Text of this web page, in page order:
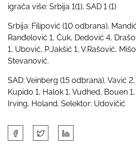
igrača više: Srbija 1(1), SAD 1 (1)
Srbija: Filipović (10 odbrana),
Ranđelović 1, Ćuk, Dedović 4,
1, Ubović, P.Jakšić 1, V.Rašović,
Stevanović.
SAD: Veinberg (15 odbrana), Vavić
Kupido 1, Halok 1, Vudhed, Bouen 1,
Irving, Holand. Selektor: Udovičić
h